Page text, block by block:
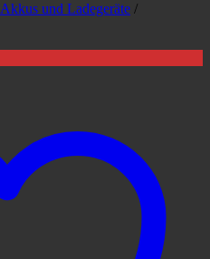
Akkus und Ladegeräte /